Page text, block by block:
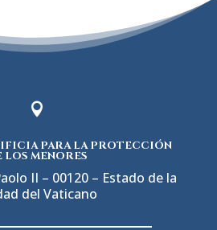

PARA LA PROTECCIÓN
LOS MENORES
II – 00120 – Estado de la
del Vaticano